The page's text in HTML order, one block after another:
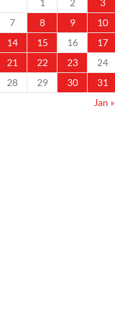
7 8 9
10
14 15 16
17
21 22 23
24
28 29 30
31
Jan »